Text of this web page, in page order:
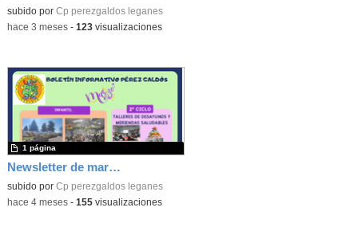
subido por Cp perezgaldos leganes
-hace 3 meses- 123visualizaciones
Newsletter de marzo de 2026
subido por Cp perezgaldos leganes
1 página
-hace 4 meses- 155visualizaciones